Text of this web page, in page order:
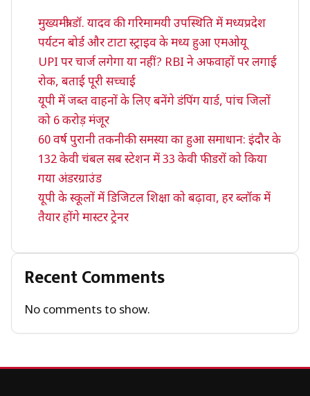
मुख्यमंत्री डॉ. यादव की गरिमामयी उपस्थिति में मध्यप्रदेश
पर्यटन बोर्ड और टाटा स्ट्राइव के मध्य हुआ एमओयू
UPI पर चार्ज लगेगा या नहीं? RBI ने अफवाहों पर लगाई
रोक, बताई पूरी सच्चाई
यूपी में जब्त वाहनों के लिए बनेंगे डंपिंग यार्ड, पांच जिलों
को 6 करोड़ मंजूर
60 वर्ष पुरानी तकनीकी समस्या का हुआ समाधान: इंदौर के
132 केवी चंबल सब स्टेशन में 33 केवी फीडरों को किया
गया अंडरग्राउंड
यूपी के स्कूलों में डिजिटल शिक्षा को बढ़ावा, हर ब्लॉक में
तैयार होंगे मास्टर ट्रेनर
Recent Comments
No comments to show.